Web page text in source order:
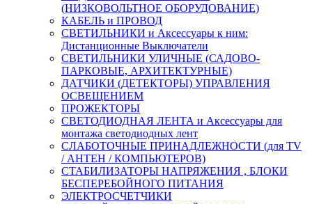
(НИЗКОВОЛЬТНОЕ ОБОРУДОВАНИЕ)
КАБЕЛЬ и ПРОВОД
СВЕТИЛЬНИКИ и Аксессуары к ним:
Дистанционные Выключатели
СВЕТИЛЬНИКИ УЛИЧНЫЕ (САДОВО-
ПАРКОВЫЕ, АРХИТЕКТУРНЫЕ)
ДАТЧИКИ (ДЕТЕКТОРЫ) УПРАВЛЕНИЯ
ОСВЕЩЕНИЕМ
ПРОЖЕКТОРЫ
СВЕТОДИОДНАЯ ЛЕНТА и Аксессуары для
монтажа светодиодных лент
СЛАБОТОЧНЫЕ ПРИНАДЛЕЖНОСТИ (для TV
/ АНТЕН / КОМПЬЮТЕРОВ)
СТАБИЛИЗАТОРЫ НАПРЯЖЕНИЯ , БЛОКИ
БЕСПЕРЕБОЙНОГО ПИТАНИЯ
ЭЛЕКТРОСЧЕТЧИКИ